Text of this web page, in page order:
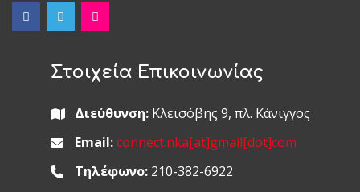
Στοιχεία Επικοινωνίας
Διεύθυνση:Κλεισόβης 9, πλ. Κάνιγγος
Email: connect.nka[at]gmail[dot]com
Τηλέφωνο:210-382-6922